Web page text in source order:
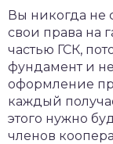
Вы никогда не
свои права на
частью ГСК,
фундамент и
оформление
каждый
этого нужно
членов